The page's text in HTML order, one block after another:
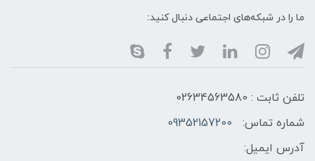
ما را در شبکه‌های اجتماعی دنبال کنید:
تلفن ثابت : 02634563580
شماره تماس:
09352157200
آدرس ایمیل: